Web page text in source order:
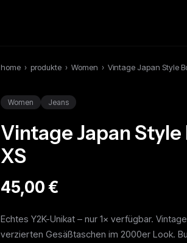
home › produkte › Women › Vintage Japan Style
Women Jeans
Vintage Japan
XS
45,00 €
Echtes Y2K-Unikat – nur 1× verfügbar.
verzierten Gesäßtaschen im 2000er Look.